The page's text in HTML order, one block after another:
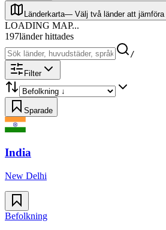
Länderkarta— Välj två länder att jämföra
LOADING MAP...
197länder hittades
/
Filter
Sparade
India
New Delhi
Befolkning